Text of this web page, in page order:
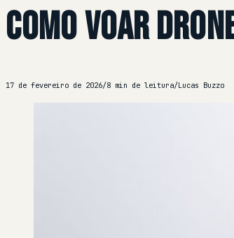
Como Voar
17 de fevereiro de 2026/8 min de leitura/Lucas Buzzo